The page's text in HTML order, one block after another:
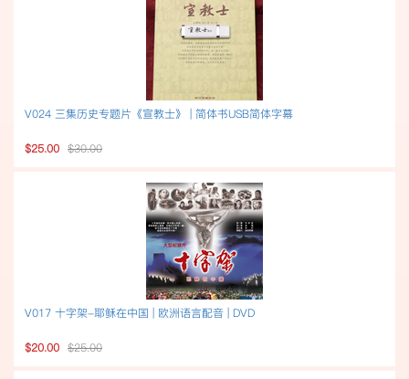
V024 三集历史专题片《宣教士》 | 简体书USB简体字幕
$25.00 $30.00
V017 十字架-耶稣在中国 | 欧洲语言配音 | DVD
$20.00 $25.00